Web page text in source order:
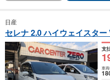
日産
セレナ 2.0 ハイウェイスタ
支
車